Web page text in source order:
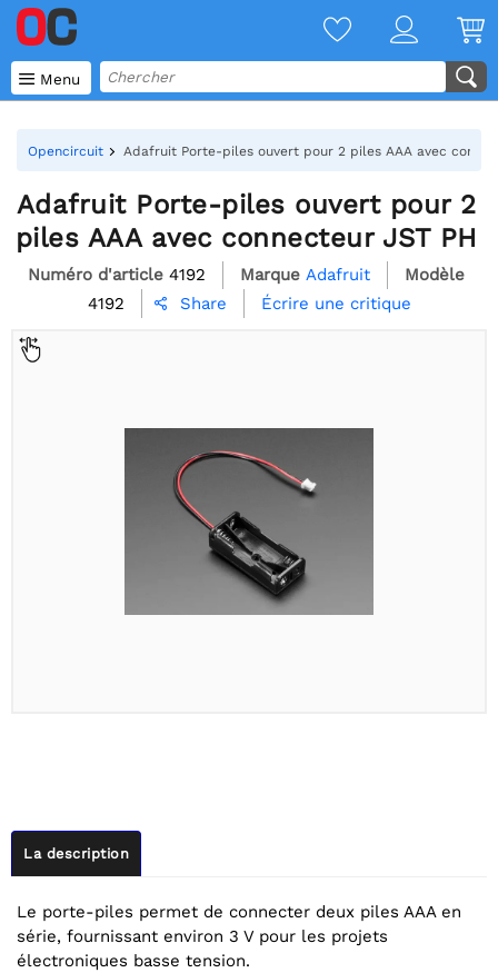
 Menu
Opencircuit Adafruit Porte-piles ouvert pour 2 piles AAA avec
Adafruit Porte-piles ouvert pour 2
piles AAA avec connecteur JST PH
Numéro d'article 4192 Marque Adafruit
Modèle
4192
 Share Écrire une critique
La description
Le porte-piles permet de connecter deux piles AAA en
série, fournissant environ 3 V pour les projets
électroniques basse tension.